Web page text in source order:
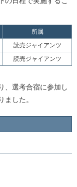
所属
読売ジャイアンツ
読売ジャイアンツ
、選考合宿に参加し
した。